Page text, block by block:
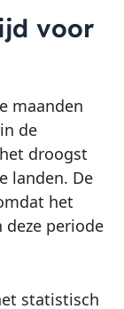
voor
maanden
de
droogst
landen. De
het
deze periode
statistisch